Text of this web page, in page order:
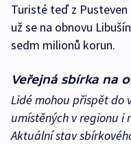
Turisté teď z Pusteven
už se na obnovu
sedm milionů korun.
Veřejná sbírka na
Lidé mohou přispět do
umístěných v regionu i
Aktuální stav